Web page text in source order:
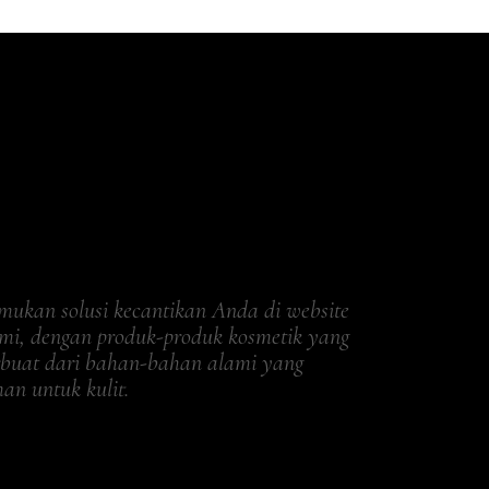
solusi kecantikan Anda di website
dengan produk-produk kosmetik yang
dari bahan-bahan alami yang
untuk kulit.